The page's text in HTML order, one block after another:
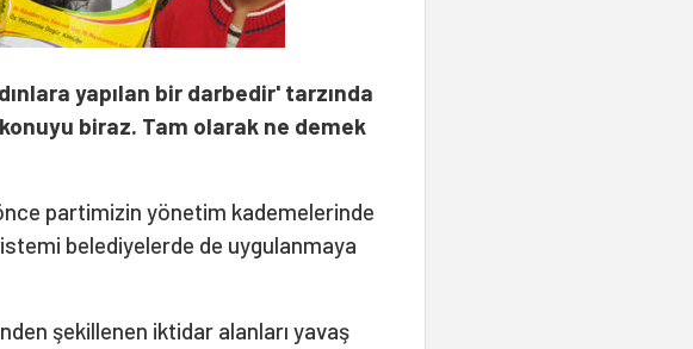
yapılan bir darbedir' tarzında
konuyu biraz. Tam olarak ne demek
partimizin yönetim kademelerinde
belediyelerde de uygulanmaya
şekillenen iktidar alanları yavaş